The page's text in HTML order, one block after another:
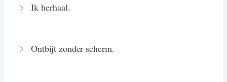
Ik herhaal.
Ontbijt zonder scherm.